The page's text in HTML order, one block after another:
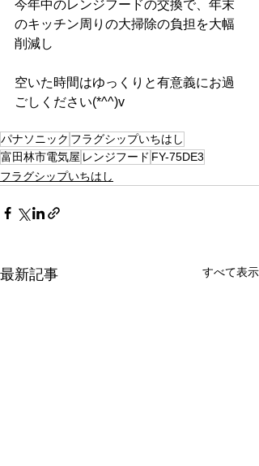
今年中のレンジフードの交換で、年末
のキッチン周りの大掃除の負担を大幅
削減し
空いた時間はゆっくりと有意義にお過
ごしください(*^^)v
パナソニック フラグシップいちはし
富田林市電気屋 レンジフード FY-75DE3
フラグシップいちはし
最新記事 すべて表示